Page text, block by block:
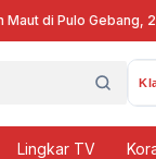
di Pulo Gebang, 2
Lingkar TV